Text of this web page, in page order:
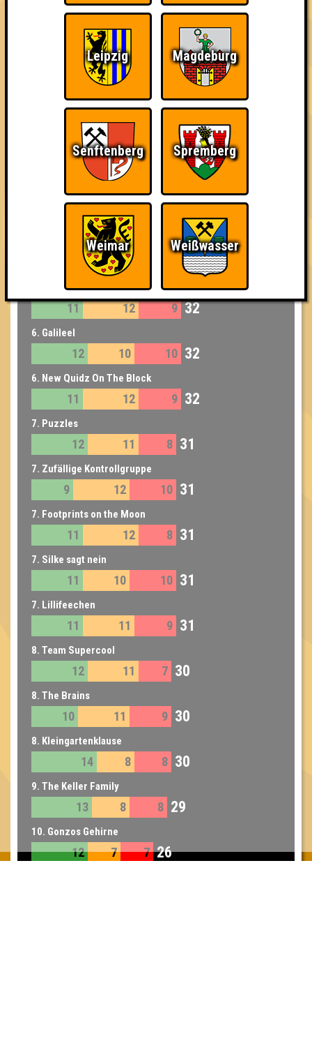
3. Rosis Rasselbande
13 37
3. Halber Hahn
13 12 37
4. We drink and we know things
13 12 36
4. Quiz&Dirty
12 12 36
4. Talk Nerdy To Me
13 10 36
5. Kneipirinhas
13 9 33
6. Globo Gym Purpur Cobras
11 12 9 32
6. Galileel
12 10 10 32
6. New Quidz On The Block
11 12 9 32
7. Puzzles
12 11 8 31
7. Zufällige Kontrollgruppe
9 12 10 31
7. Footprints on the Moon
11 12 8 31
7. Silke sagt nein
11 10 10 31
7. Lillifeechen
11 11 9 31
8. Team Supercool
12 11 7 30
8. The Brains
10 11 9 30
8. Kleingartenklause
14 8 8 30
9. The Keller Family
13 8 8 29
10. Gonzos Gehirne
12 7 7 26
Leipzig Magdeburg
Senftenberg Spremberg
Weimar Weißwasser